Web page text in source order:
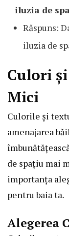
iluzia de
Răspuns:
iluzia de
Culori
Mici
Culorile și
amenajarea
de spațiu mai
importanța
pentru baia ta.
Alegerea